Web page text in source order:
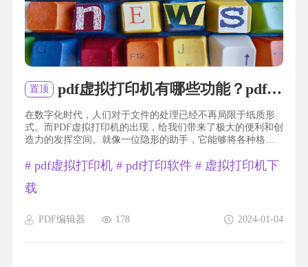
置顶 pdf虚拟打印机有哪些功能？pdf虚拟打印机如何使用？
在数字化时代，人们对于文件的处理已经不再局限于纸质形
式。而PDF虚拟打印机的出现，给我们带来了极大的便利和创
造力的发挥空间。就像一位隐形的助手，它能够将各种格式
享。无论是需要打印合同、存档文献还是编辑电子书，PDF虚
全性，设置密码进行加密，确保重要信息不被泄露。简单易
PDF编辑器 2024-01-04
178
# pdf虚拟打印机# pdf打印软件# 虚拟打印机下
载